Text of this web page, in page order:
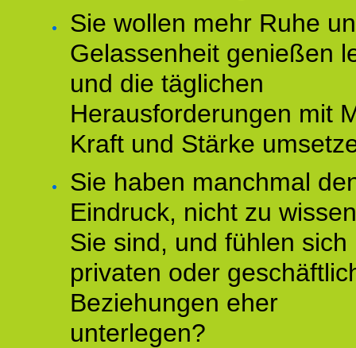
Sie wollen mehr Ruhe
Gelassenheit genießen
und die täglichen
Herausforderungen mit
Kraft und Stärke
Sie haben manchmal
Eindruck, nicht zu
Sie sind, und fühlen sich
privaten oder
Beziehungen eher
unterlegen?